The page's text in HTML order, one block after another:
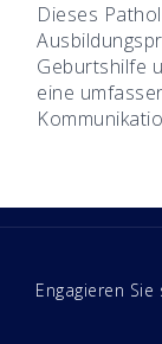
Dieses
Geburtshilfe
eine
Engagieren